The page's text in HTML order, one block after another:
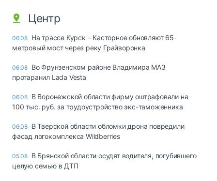
Центр
06.08 На трассе Курск – Касторное обновляют 65-
метровый мост через реку Грайворонка
06.08 Во Фрунзенском районе Владимира МАЗ
протаранил Lada Vesta
06.08 В Воронежской области фирму оштрафовали на
100 тыс. руб. за трудоустройство экс-таможенника
06.08 В Тверской области обломки дрона повредили
фасад логокомплекса Wildberries
05.08 В Брянской области осудят водителя, погубившего
целую семью в ДТП